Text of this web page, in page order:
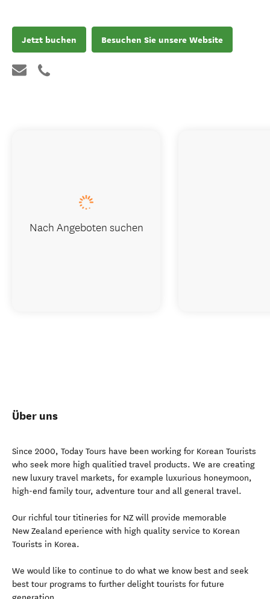
Jetzt buchen Besuchen Sie unsere Website
Über uns
Since 2000, Today Tours have been working for Korean Tourists
who seek more high qualitied travel products. We are creating
new luxury travel markets, for example luxurious honeymoon,
high-end family tour, adventure tour and all general travel.
Our richful tour titineries for NZ will provide memorable
New Zealand eperience with high quality service to Korean
Tourists in Korea.
We would like to continue to do what we know best and seek
best tour programs to further delight tourists for future
Nach Angeboten suchen